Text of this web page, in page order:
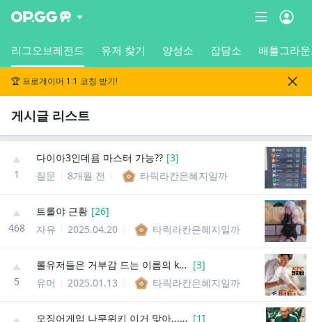
리그오브레전드 유저 찾기 양성소 잡담소 배틀그라
🏆 프로게이머 1:1 코칭 받기!
게시글 리스트
1
다이아3인데욤 마스터 가능?? [3]
질문
8개월 전 타릭라칸은혜지일까
468
트롤야 근황 [26]
자유
2025.04.20 타릭라칸은혜지일까
5
롤유저들은 거부감 드는 이름의 kfc 신메뉴!! [3]
유머
2025.01.13 타릭라칸은혜지일까
오징어게임 나무위키 이거 맞아...??? [1]